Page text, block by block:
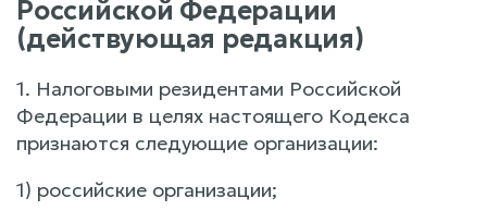
Российской Федерации
(действующая редакция)
1. Налоговыми резидентами Российской
Федерации в целях настоящего Кодекса
признаются следующие организации:
1) российские организации;